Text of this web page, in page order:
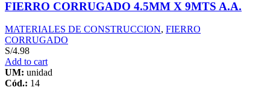
FIERRO CORRUGADO 4.5MM X 9MTS A.A.
MATERIALES DE CONSTRUCCION, FIERRO
CORRUGADO
S/4.98
Add to cart
UM: unidad
Cód.: 14